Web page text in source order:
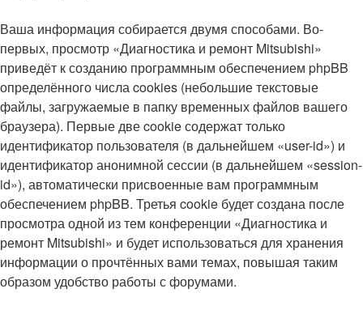
Ваша информация собирается двумя способами. Во-
первых, просмотр «Диагностика и ремонт Mitsubishi»
приведёт к созданию программным обеспечением phpBB
определённого числа cookies (небольшие текстовые
файлы, загружаемые в папку временных файлов вашего
браузера). Первые две cookie содержат только
идентификатор пользователя (в дальнейшем «user-id») и
идентификатор анонимной сессии (в дальнейшем «session-
id»), автоматически присвоенные вам программным
обеспечением phpBB. Третья cookie будет создана после
просмотра одной из тем конференции «Диагностика и
ремонт Mitsubishi» и будет использоваться для хранения
информации о прочтённых вами темах, повышая таким
образом удобство работы с форумами.